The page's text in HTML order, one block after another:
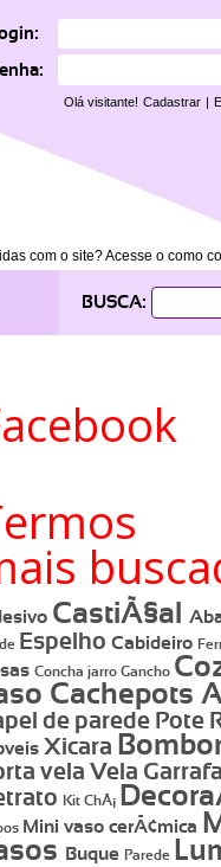
Olá visitante! Cadastrar |
com o site? Acesse o como
BUSCA:
CastiÃ§al
Espelho Cabideiro
Concha jarro Gancho
Cachepots
de parede Pote
Xicara
vela Vela Garrafa
Kit ChÃ¡
Mini vaso cerÃ¢mica
Buque Parede